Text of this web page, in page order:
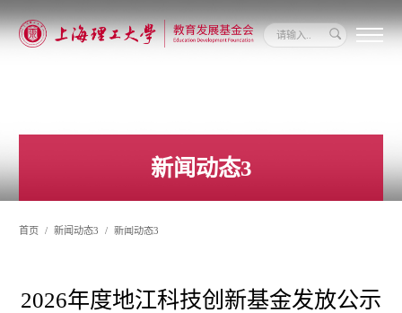
息
新闻动态3
首页 新闻动态3 新闻动态3
2026年度地江科技创新基金发放公示